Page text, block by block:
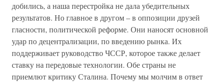
добились, а наша перестройка не дала убедительных
результатов. Но главное в другом – в оппозиции друзей
гласности, политической реформе. Они наносят основной
удар по децентрализации, по введению рынка. Их
поддерживает руководство ЧССР, которое также делает
ставку на передовые технологии. Обе страны не
приемлют критику Сталина. Почему мы молчим в ответ